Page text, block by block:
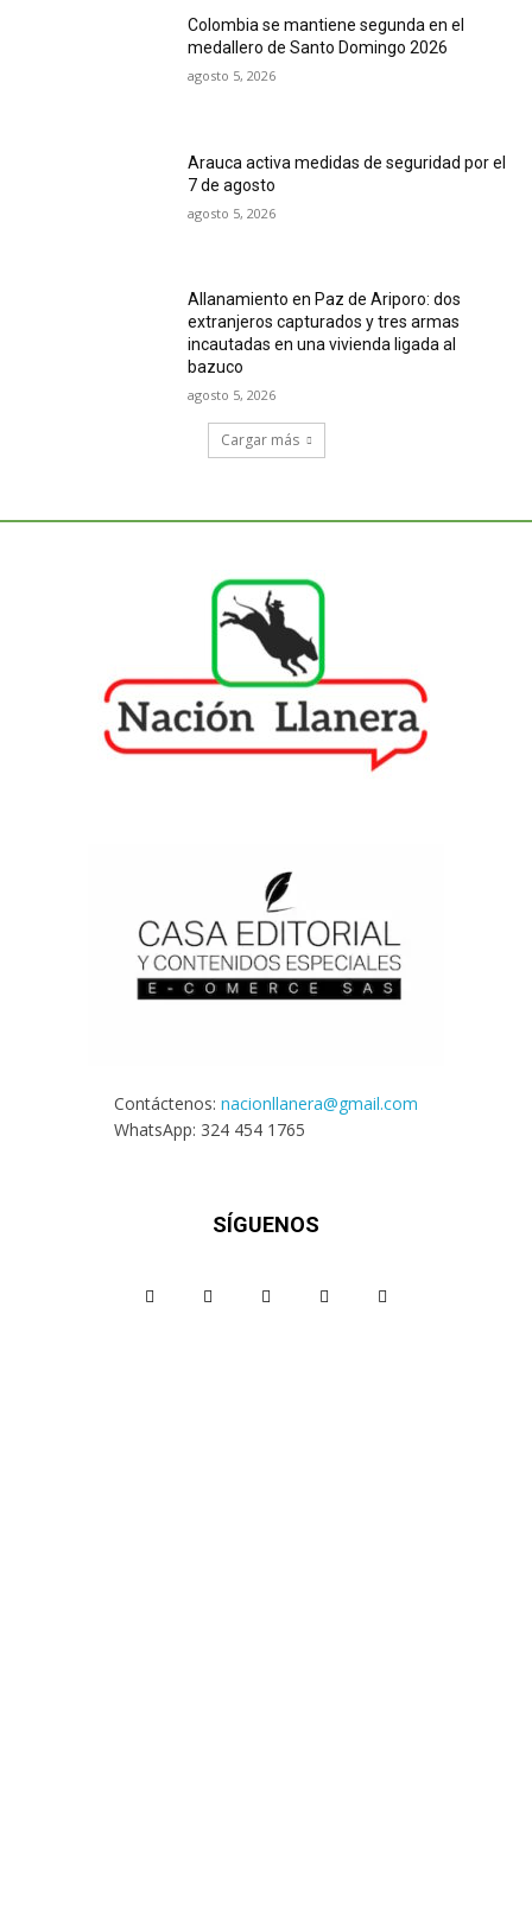
Colombia se mantiene segunda en el
medallero de Santo Domingo 2026
agosto 5, 2026
Arauca activa medidas de seguridad por el
7 de agosto
agosto 5, 2026
Allanamiento en Paz de Ariporo: dos
extranjeros capturados y tres armas
incautadas en una vivienda ligada al
bazuco
agosto 5, 2026
Cargar más
Contáctenos: nacionllanera@gmail.com
WhatsApp: 324 454 1765
SÍGUENOS